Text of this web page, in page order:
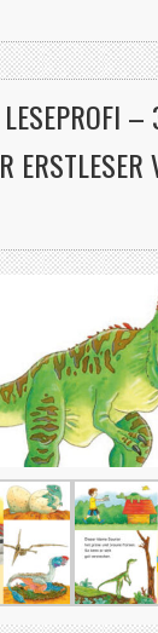
–
ERSTLESER